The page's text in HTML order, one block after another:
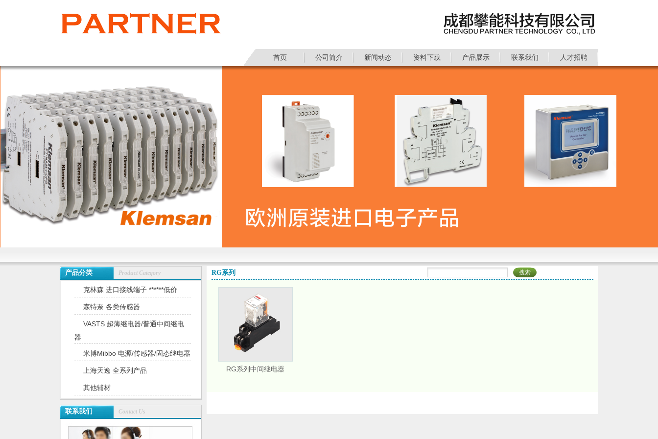
首页 公司简介 新闻动态 资料下载 产品展示 联系我们 人才招聘
产品分类 Product Category
克林森 进口接线端子 ******低价
森特奈 各类传感器
VASTS 超薄继电器/普通中间继电
器
米博Mibbo 电源/传感器/固态继电器
上海天逸 全系列产品
其他辅材
联系我们 Contact Us
RG系列
RG系列中间继电器